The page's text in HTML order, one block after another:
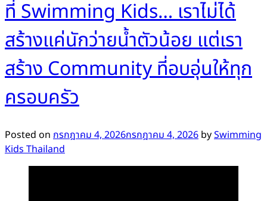
ที่ Swimming Kids… เราไม่ได้
สร้างแค่นักว่ายน้ำตัวน้อย แต่เรา
สร้าง Community ที่อบอุ่นให้ทุก
ครอบครัว
Posted on กรกฎาคม 4, 2026กรกฎาคม 4, 2026 bySwimming
Kids Thailand